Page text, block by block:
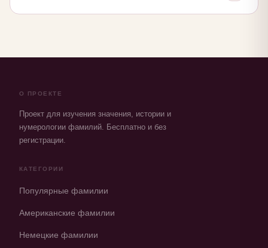
О ПРОЕКТЕ
Проект для изучения значения, истории и
нумерологии фамилий. Бесплатно и без
регистрации.
КАТЕГОРИИ
Популярные фамилии
Американские фамилии
Немецкие фамилии